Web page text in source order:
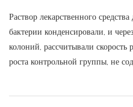
Раствор лекарственного
бактерии конденсировали, и
колоний, рассчитывали скорость
роста контрольной группы, не